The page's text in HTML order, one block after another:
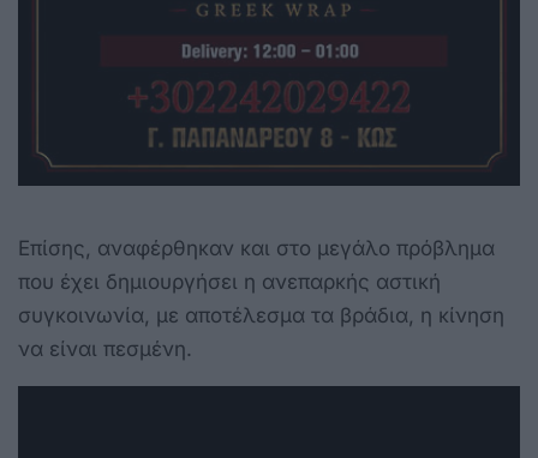
Επίσης, αναφέρθηκαν και στο μεγάλο πρόβλημα
που έχει δημιουργήσει η ανεπαρκής αστική
συγκοινωνία, με αποτέλεσμα τα βράδια, η κίνηση
να είναι πεσμένη.